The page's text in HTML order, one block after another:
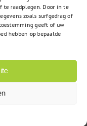
te raadplegen. Door in te
zoals surfgedrag of
geeft of uw
hebben op bepaalde
overnacht
voorgevulde
te trekken.